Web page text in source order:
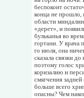
беспокоит
конца не прошло,
области
«дерет», и
бульканья во
гортани. У врача
го июля, она
сказала связки
поэтому голос
коризалию и
смягчения
больше всего
опасны? Чем